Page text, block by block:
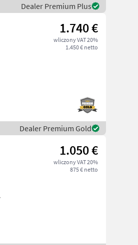
Dealer Premium Plus
1.740 €
wliczony VAT 20%
1.450 € netto
Dealer Premium Gold
1.050 €
wliczony VAT 20%
875 € netto